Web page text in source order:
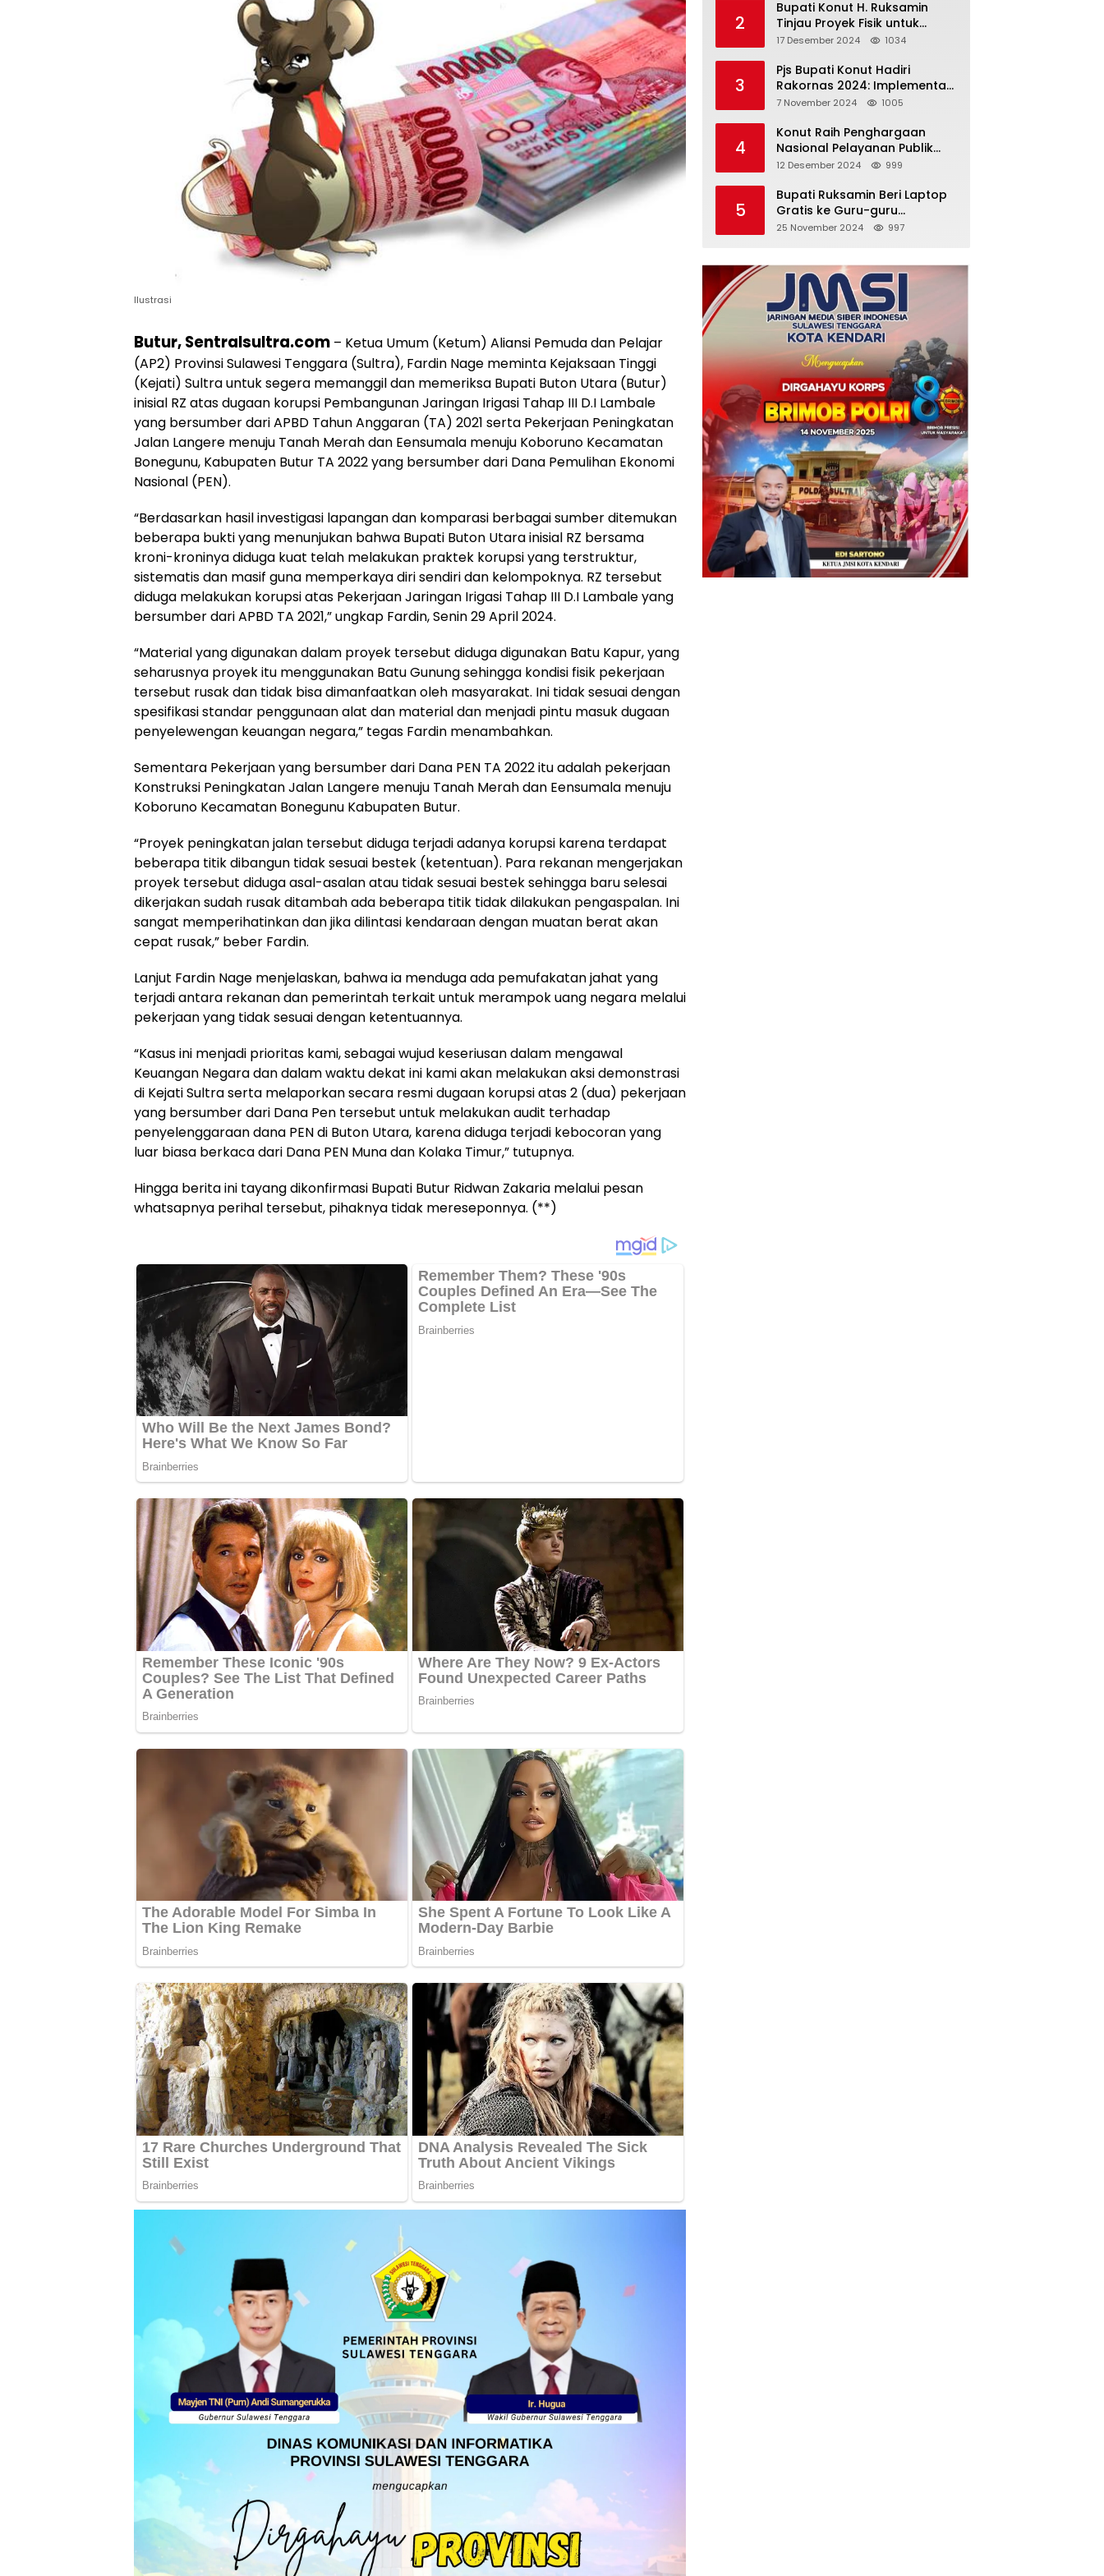
Ilustrasi
Butur, Sentralsultra.com – Ketua Umum (Ketum) Aliansi Pemuda dan Pelajar
(AP2) Provinsi Sulawesi Tenggara (Sultra), Fardin Nage meminta Kejaksaan Tinggi
(Kejati) Sultra untuk segera memanggil dan memeriksa Bupati Buton Utara (Butur)
inisial RZ atas dugaan korupsi Pembangunan Jaringan Irigasi Tahap III D.I Lambale
yang bersumber dari APBD Tahun Anggaran (TA) 2021 serta Pekerjaan Peningkatan
Jalan Langere menuju Tanah Merah dan Eensumala menuju Koboruno Kecamatan
Bonegunu, Kabupaten Butur TA 2022 yang bersumber dari Dana Pemulihan Ekonomi
Nasional (PEN).
“Berdasarkan hasil investigasi lapangan dan komparasi berbagai sumber ditemukan
beberapa bukti yang menunjukan bahwa Bupati Buton Utara inisial RZ bersama
kroni-kroninya diduga kuat telah melakukan praktek korupsi yang terstruktur,
sistematis dan masif guna memperkaya diri sendiri dan kelompoknya. RZ tersebut
diduga melakukan korupsi atas Pekerjaan Jaringan Irigasi Tahap III D.I Lambale yang
bersumber dari APBD TA 2021,” ungkap Fardin, Senin 29 April 2024.
“Material yang digunakan dalam proyek tersebut diduga digunakan Batu Kapur, yang
seharusnya proyek itu menggunakan Batu Gunung sehingga kondisi fisik pekerjaan
tersebut rusak dan tidak bisa dimanfaatkan oleh masyarakat. Ini tidak sesuai dengan
spesifikasi standar penggunaan alat dan material dan menjadi pintu masuk dugaan
penyelewengan keuangan negara,” tegas Fardin menambahkan.
Sementara Pekerjaan yang bersumber dari Dana PEN TA 2022 itu adalah pekerjaan
Konstruksi Peningkatan Jalan Langere menuju Tanah Merah dan Eensumala menuju
Koboruno Kecamatan Bonegunu Kabupaten Butur.
“Proyek peningkatan jalan tersebut diduga terjadi adanya korupsi karena terdapat
beberapa titik dibangun tidak sesuai bestek (ketentuan). Para rekanan mengerjakan
proyek tersebut diduga asal-asalan atau tidak sesuai bestek sehingga baru selesai
dikerjakan sudah rusak ditambah ada beberapa titik tidak dilakukan pengaspalan. Ini
sangat memperihatinkan dan jika dilintasi kendaraan dengan muatan berat akan
cepat rusak,” beber Fardin.
Lanjut Fardin Nage menjelaskan, bahwa ia menduga ada pemufakatan jahat yang
terjadi antara rekanan dan pemerintah terkait untuk merampok uang negara melalui
pekerjaan yang tidak sesuai dengan ketentuannya.
“Kasus ini menjadi prioritas kami, sebagai wujud keseriusan dalam mengawal
Keuangan Negara dan dalam waktu dekat ini kami akan melakukan aksi demonstrasi
di Kejati Sultra serta melaporkan secara resmi dugaan korupsi atas 2 (dua) pekerjaan
yang bersumber dari Dana Pen tersebut untuk melakukan audit terhadap
penyelenggaraan dana PEN di Buton Utara, karena diduga terjadi kebocoran yang
luar biasa berkaca dari Dana PEN Muna dan Kolaka Timur,” tutupnya.
Hingga berita ini tayang dikonfirmasi Bupati Butur Ridwan Zakaria melalui pesan
whatsapnya perihal tersebut, pihaknya tidak mereseponnya. (**)
2
Bupati Konut H. Ruksamin
Tinjau Proyek Fisik untuk
Pastikan Kesesuaian dengan
17 Desember 2024 1034
3
Pjs Bupati Konut Hadiri
Rakornas 2024: Implementasi
Asta Cita Menuju Indonesia
7 November 2024 1005
4
Konut Raih Penghargaan
Nasional Pelayanan Publik
2024: Bukti Komitmen Menuju
12 Desember 2024 999
5
Bupati Ruksamin Beri Laptop
Gratis ke Guru-guru
Penggerak di Konut
25 November 2024 997